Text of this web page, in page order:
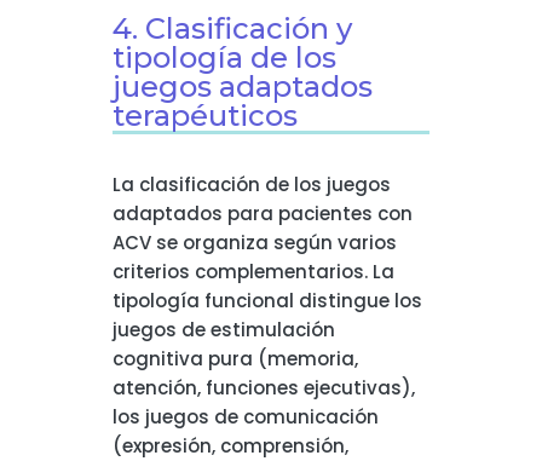
4. Clasificación y
tipología de los
juegos adaptados
terapéuticos
La clasificación de los juegos
adaptados para pacientes con
ACV se organiza según varios
criterios complementarios. La
tipología funcional distingue los
juegos de estimulación
cognitiva pura (memoria,
atención, funciones ejecutivas),
los juegos de comunicación
(expresión, comprensión,